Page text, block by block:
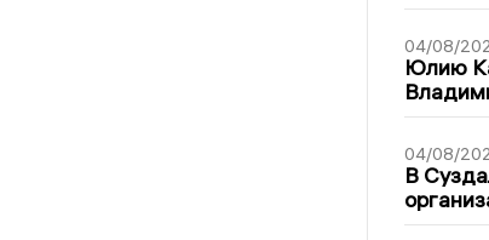
04/08/
Юлию
04/08/
В